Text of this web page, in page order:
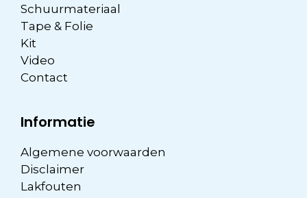
Schuurmateriaal
Tape & Folie
Kit
Video
Contact
Informatie
Algemene voorwaarden
Disclaimer
Lakfouten